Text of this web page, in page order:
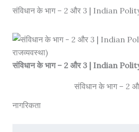
संविधान के भाग – 2 और 3 | Indian Polity
संविधान के भाग – 2 और 3 | Indian Polity
संविधान के भाग – 2
नागरिकता